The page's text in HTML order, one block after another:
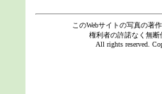
このWebサイトの写真の著
権利者の許諾なく無断
All rights reserved.